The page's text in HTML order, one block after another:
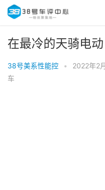
在最冷的天骑电
38号美系性能控 • 2022年2
车